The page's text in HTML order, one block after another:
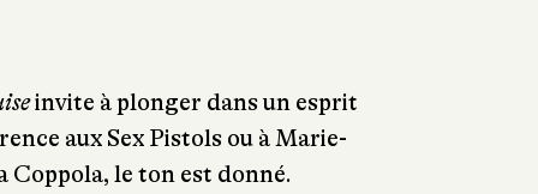
invite à plonger dans un esprit
aux Sex Pistols ou à Marie-
le ton est donné.